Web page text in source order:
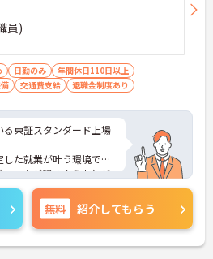
員)
日勤のみ
年間休日110日以上
交通費支給 退職金制度あり
東証スタンダード上場
た就業が叶う環境で
同士が認め合う文化が
策ポイントなど、さら
気軽にご相談くださ
無料 紹介してもらう